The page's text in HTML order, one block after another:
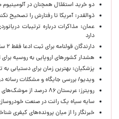
دو خرید استقلال همچنان در آلومینیوم
ذوالقدر: آمریکا تا رفتارش را تصحیح
عمان: مذاکرات درباره ترتیبات
دارد
دارندگان قولنامه برای ثبت ادعا فقط ۲ سال فرصت دارند
هشدار کشورهای اروپایی به روسیه
پزشکیان‌: بهترین زمان برای دستیابی
ویدیو/ بررسی جایگاه و مشکلات
رویترز: عربستان ۸۶ درصد از موشک‌های پاتریوت خود را استفاده کرده است
سایه سیاه یک رانت در صنعت
خبرنگار را از میان پرونده‌های کیفری